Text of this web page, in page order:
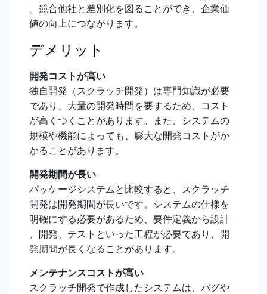
。競合他社と差別化を図ることができ、企業価
値の向上につながります。
デメリット
開発コストが高い
独自開発（スクラッチ開発）は専門知識が必要
であり、大量の開発時間を要するため、コスト
が高くつくことがあります。また、システムの
規模や機能によっても、膨大な開発コストがか
かることがあります。
開発期間が長い
パッケージシステムと比較すると、スクラッチ
開発は開発期間が長いです。システムの仕様を
明確にする必要があるため、要件定義から設計
、開発、テストといった工程が必要であり、開
発期間が長くなることがあります。
メンテナンスコストが高い
スクラッチ開発で作成したシステムは、バグや